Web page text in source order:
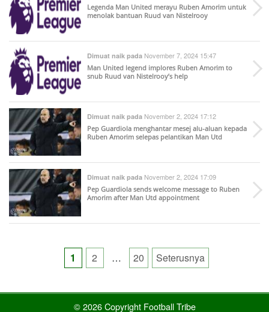
Legenda Man United merayu Ruben Amorim untuk
menolak bantuan Ruud van Nistelrooy
Dimuat naik pada November 7, 2024 15:47
Man United legend implores Ruben Amorim to
snub Ruud van Nistelrooy’s help
Dimuat naik pada November 2, 2024 17:12
Pep Guardiola menghantar mesej alu-aluan kepada
Ruben Amorim selepas pelantikan Man Utd
Dimuat naik pada November 2, 2024 17:09
Pep Guardiola sends welcome message to Ruben
Amorim after Man Utd appointment
Posts
pagination
1 2 … 20 Seterusnya
© 2026 Copyright Football Tribe